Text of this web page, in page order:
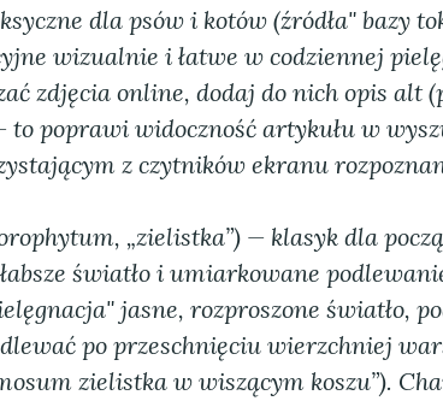
dla psów i kotów (źródła" bazy
wizualnie i łatwe w codziennej
zdjęcia online, dodaj do nich opis alt
to poprawi widoczność artykułu w
z czytników ekranu
„zielistka”) — klasyk dla
światło i umiarkowane
jasne, rozproszone światło,
po przeschnięciu wierzchniej
zielistka w wiszącym koszu”).